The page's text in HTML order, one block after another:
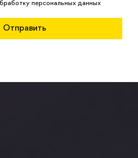
персональных данных